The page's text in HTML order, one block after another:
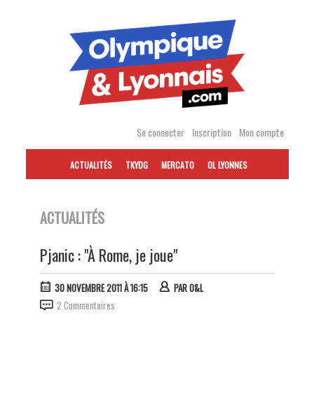
Se connecter Inscription Mon compte
ACTUALITÉS TKYDG MERCATO OL LYONNES
ACTUALITÉS
Pjanic : "À Rome, je joue"
30 NOVEMBRE 2011 À 16:15 PARO&L
2 Commentaires